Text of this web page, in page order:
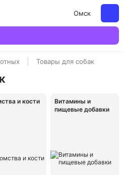
Омск
Товары для собак
и кости
Витамины и
пищевые добавки